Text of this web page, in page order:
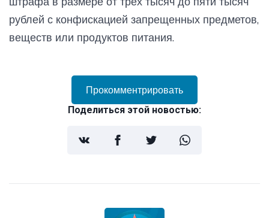
рублей с конфискацией запрещенных предметов,
веществ или продуктов питания.
Прокомментрировать
Поделиться этой новостью: